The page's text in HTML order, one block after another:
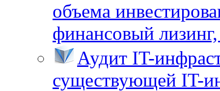
объема
финансовый
Аудит IT-
существующей IT-